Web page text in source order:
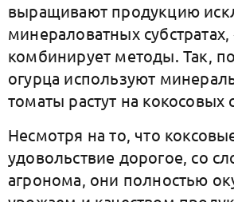
выращивают продукцию
минераловатных
комбинирует методы. Так,
огурца используют
томаты растут на кокосовых
Несмотря на то, что
удовольствие дорогое, со
агронома, они полностью